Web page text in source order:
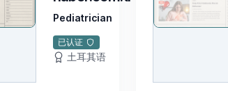
Pediatrician
已认证
土耳其语